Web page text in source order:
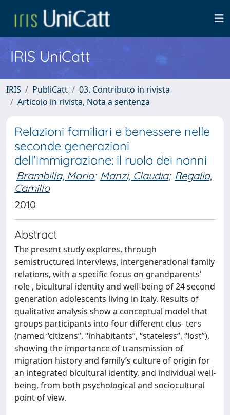
IRIS UniCatt
IRIS PubliCatt
03. Contributo in rivista
Articolo in rivista, Nota a sentenza
Relazioni familiari e benessere nelle
seconde generazioni
dell'immigrazione: il ruolo dei nonni
Brambilla, Maria; Manzi, Claudia; Regalia,
Camillo
2010
Abstract
The present study explores, through
semistructured interviews, intergenerational family
relations, with a specific focus on grandparents’
role , bicultural identity and well-being of 24 second
generation adolescents living in Italy. Results of
qualitative analysis show a conceptual model that
groups participants into four different clus- ters
(named “citizens”, “inhabitants”, “stateless”, “lost”),
showing the importance of transmission of
migration history and family’s culture of origin for
an integrated bicultural identity, and individual well-
being, from both psychological and sociocultural
point of view.